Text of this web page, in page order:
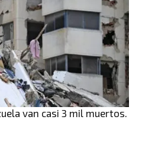
van casi 3 mil muertos.